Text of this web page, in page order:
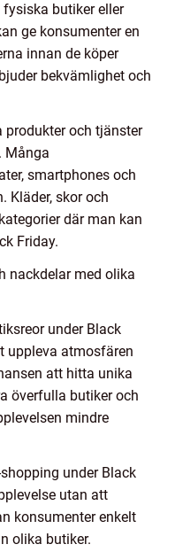
butiker eller
ge konsumenter en
innan de köper
bekvämlighet och
produkter och tjänster
Många
smartphones och
Kläder, skor och
där man kan
Friday.
nackdelar med olika
under Black
uppleva atmosfären
att hitta unika
överfulla butiker och
mindre
under Black
utan att
konsumenter enkelt
olika butiker.